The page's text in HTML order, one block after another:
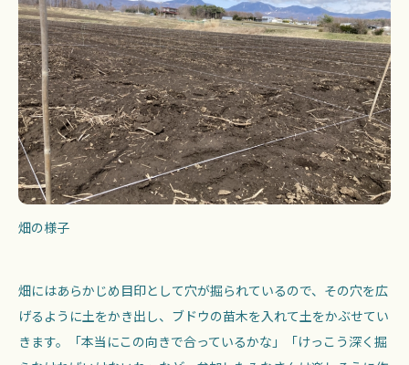
畑の様子
畑にはあらかじめ目印として穴が掘られているので、その穴を広
げるように土をかき出し、ブドウの苗木を入れて土をかぶせてい
きます。「本当にこの向きで合っているかな」「けっこう深く掘